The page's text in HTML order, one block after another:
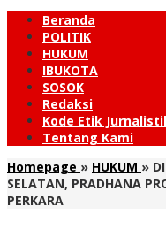
Beranda
POLITIK
HUKUM
IBUKOTA
SOSOK
Redaksi
Kode Etik
Tentang Kami
Homepage » HUKUM »
SELATAN, PRADHANA
PERKARA